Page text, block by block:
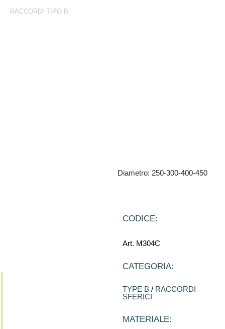
RACCORDI TIPO B
Diametro: 250-300-400-450
CODICE:
Art. M304C
CATEGORIA:
TYPE B / RACCORDI
SFERICI
MATERIALE: